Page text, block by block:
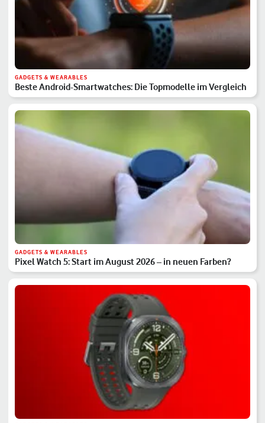
GADGETS & WEARABLES
Beste Android-Smartwatches: Die Topmodelle im Vergleich
GADGETS & WEARABLES
Pixel Watch 5: Start im August 2026 – in neuen Farben?